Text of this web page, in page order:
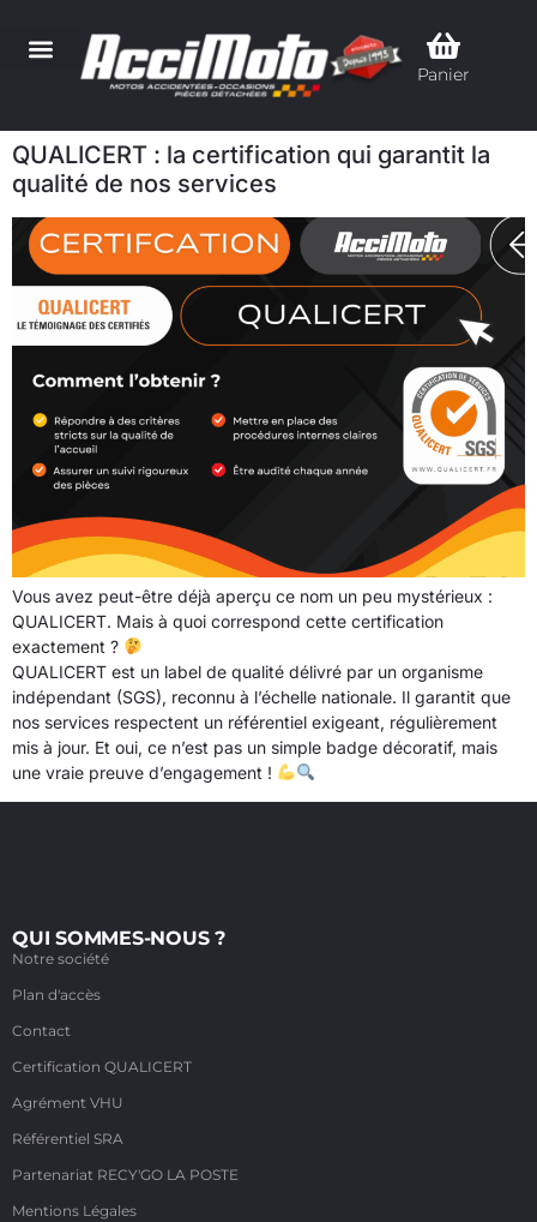
Panier
QUALICERT : la certification qui garantit la
qualité de nos services
Vous avez peut-être déjà aperçu ce nom un peu mystérieux :
QUALICERT. Mais à quoi correspond cette certification
exactement ?
QUALICERT est un label de qualité délivré par un organisme
indépendant (SGS), reconnu à l’échelle nationale. Il garantit que
nos services respectent un référentiel exigeant, régulièrement
mis à jour. Et oui, ce n’est pas un simple badge décoratif, mais
une vraie preuve d’engagement !
QUI SOMMES-NOUS ?
Notre société
Plan d'accès
Contact
Certification QUALICERT
Agrément VHU
Référentiel SRA
Partenariat RECY'GO LA POSTE
Mentions Légales